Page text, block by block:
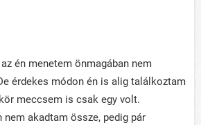
én menetem önmagában nem
érdekes módon én is alig találkoztam
meccsem is csak egy volt.
nem akadtam össze, pedig pár